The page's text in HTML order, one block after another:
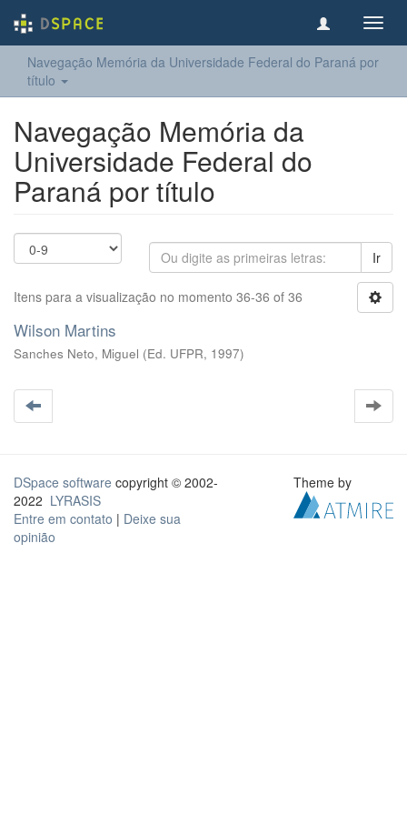
Navegação Memória da Universidade Federal do Paraná por
título
Navegação Memória da
Universidade Federal do
Paraná por título
Ir
Itens para a visualização no momento 36-36 of 36
Wilson Martins
Sanches Neto, Miguel (Ed. UFPR, 1997)
DSpace software copyright © 2002-
2022 LYRASIS
Entre em contato | Deixe sua
opinião
Theme by